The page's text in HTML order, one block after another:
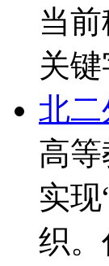
当前
关
北二
高
实
织